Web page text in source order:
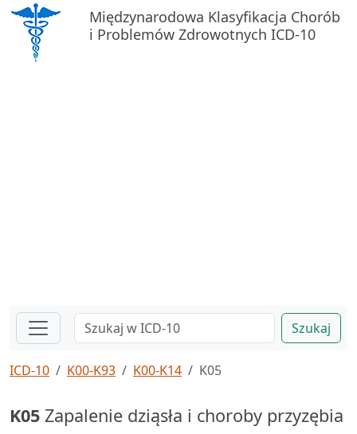
Międzynarodowa Klasyfikacja Chorób
i Problemów Zdrowotnych ICD-10
Szukaj
ICD-10 K00-K93 K00-K14 K05
K05 Zapalenie dziąsła i choroby przyzębia